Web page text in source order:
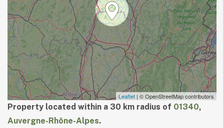
Leaflet | © OpenStreetMap contributors
Property located within a 30 km radius of 01340,
Auvergne-Rhône-Alpes.